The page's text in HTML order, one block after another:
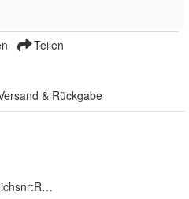
Teilen
& Rückgabe
M1976-0